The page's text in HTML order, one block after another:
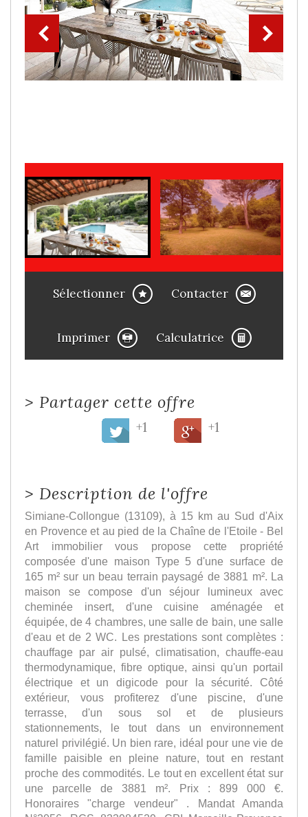
Sélectionner Contacter
Imprimer Calculatrice
> Partager cette offre
+1 +1
> Description de l'offre
Simiane-Collongue (13109), à 15 km au Sud d'Aix
en Provence et au pied de la Chaîne de l'Etoile - Bel
Art immobilier vous propose cette propriété
composée d'une maison Type 5 d'une surface de
165 m² sur un beau terrain paysagé de 3881 m². La
maison se compose d'un séjour lumineux avec
cheminée insert, d'une cuisine aménagée et
équipée, de 4 chambres, une salle de bain, une salle
d'eau et de 2 WC. Les prestations sont complètes :
chauffage par air pulsé, climatisation, chauffe-eau
thermodynamique, fibre optique, ainsi qu'un portail
électrique et un digicode pour la sécurité. Côté
extérieur, vous profiterez d'une piscine, d'une
terrasse, d'un sous sol et de plusieurs
stationnements, le tout dans un environnement
naturel privilégié. Un bien rare, idéal pour une vie de
famille paisible en pleine nature, tout en restant
proche des commodités. Le tout en excellent état sur
une parcelle de 3881 m². Prix : 899 000 €.
Honoraires "charge vendeur" . Mandat Amanda